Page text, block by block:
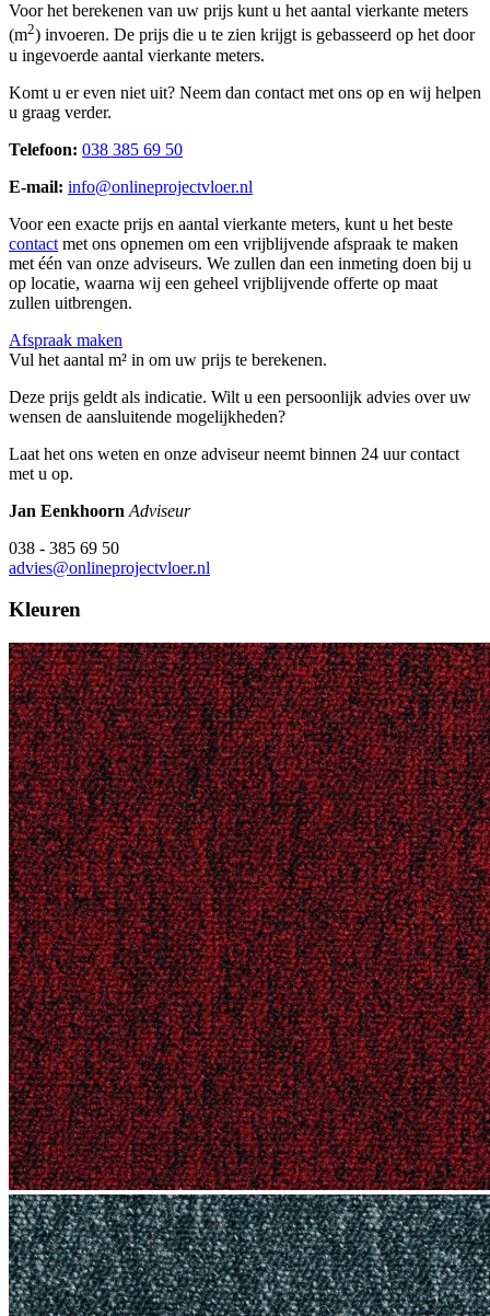
Voor het berekenen van uw prijs kunt u het aantal vierkante meters
(m2) invoeren. De prijs die u te zien krijgt is gebasseerd op het door
u ingevoerde aantal vierkante meters.
Komt u er even niet uit? Neem dan contact met ons op en wij helpen
u graag verder.
Telefoon: 038 385 69 50
E-mail: info@onlineprojectvloer.nl
Voor een exacte prijs en aantal vierkante meters, kunt u het beste
contact met ons opnemen om een vrijblijvende afspraak te maken
met één van onze adviseurs. We zullen dan een inmeting doen bij u
op locatie, waarna wij een geheel vrijblijvende offerte op maat
zullen uitbrengen.
Afspraak maken
Vul het aantal m² in om uw prijs te berekenen.
Deze prijs geldt als indicatie. Wilt u een persoonlijk advies over uw
wensen de aansluitende mogelijkheden?
Laat het ons weten en onze adviseur neemt binnen 24 uur contact
met u op.
Jan Eenkhoorn Adviseur
038 - 385 69 50
advies@onlineprojectvloer.nl
Kleuren